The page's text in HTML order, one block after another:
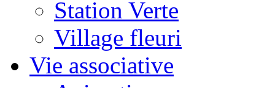
Station Verte
Village fleuri
Vie associative